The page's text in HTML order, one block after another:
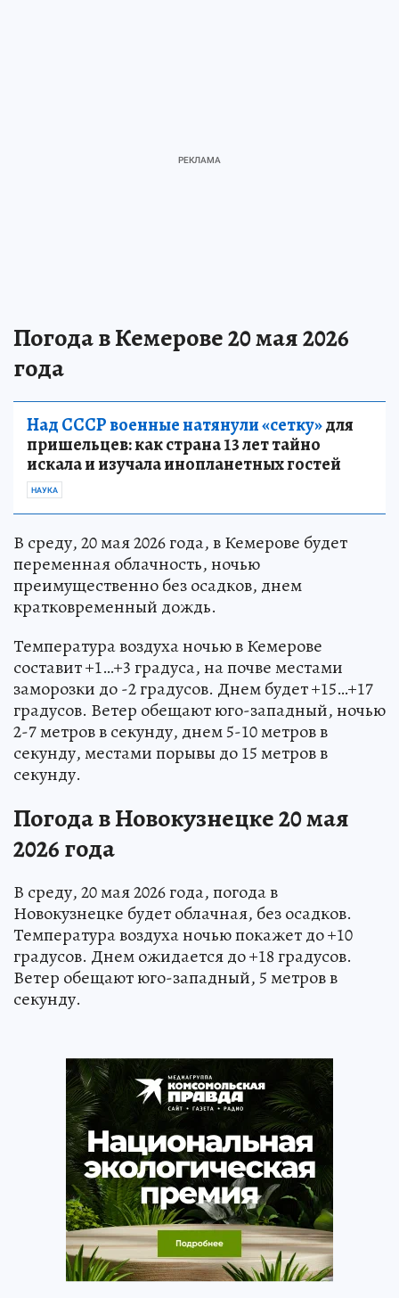
Погода в Кемерове 20 мая 2026
года
Над СССР военные натянули «сетку»для
пришельцев: как страна 13 лет тайно
искала и изучала инопланетных гостей
НАУКА
В среду, 20 мая 2026 года, в Кемерове будет
переменная облачность, ночью
преимущественно без осадков, днем
кратковременный дождь.
Температура воздуха ночью в Кемерове
составит +1…+3 градуса, на почве местами
заморозки до -2 градусов. Днем будет +15…+17
градусов. Ветер обещают юго-западный, ночью
2-7 метров в секунду, днем 5-10 метров в
секунду, местами порывы до 15 метров в
секунду.
Погода в Новокузнецке 20 мая
2026 года
В среду, 20 мая 2026 года, погода в
Новокузнецке будет облачная, без осадков.
Температура воздуха ночью покажет до +10
градусов. Днем ожидается до +18 градусов.
Ветер обещают юго-западный, 5 метров в
секунду.